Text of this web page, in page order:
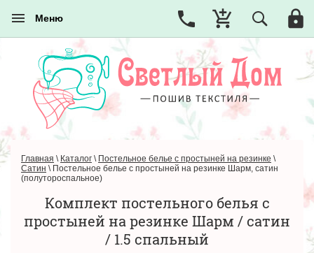
Меню
Главная \ Каталог \ Постельное белье с простыней на резинке \
Сатин \ Постельное белье с простыней на резинке Шарм, сатин
(полутороспальное)
Комплект постельного белья с
простыней на резинке Шарм / сатин
/ 1.5 спальный